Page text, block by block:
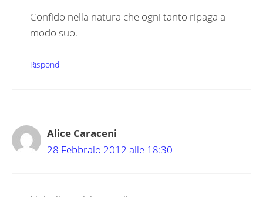
Confido nella natura che ogni tanto ripaga a
modo suo.
Rispondi
Alice Caraceni
28 Febbraio 2012 alle 18:30